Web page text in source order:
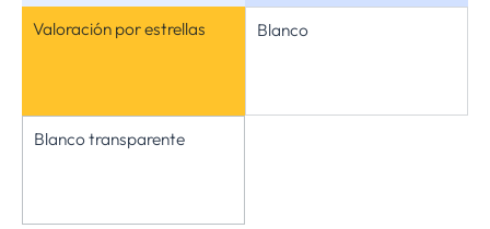
Valoración por estrellas Blanco
Blanco transparente